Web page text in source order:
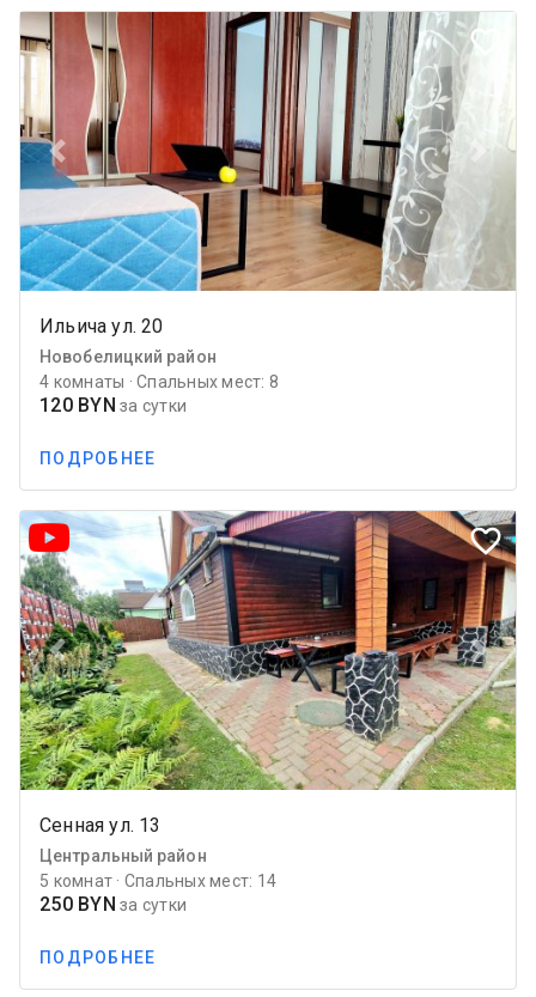
favorite_border
Previous Next
Ильича ул. 20
Новобелицкий район
4 комнаты · Спальных мест: 8
120 BYN за сутки
ПОДРОБНЕЕ
favorite_border
Previous Next
Сенная ул. 13
Центральный район
5 комнат · Спальных мест: 14
250 BYN за сутки
ПОДРОБНЕЕ